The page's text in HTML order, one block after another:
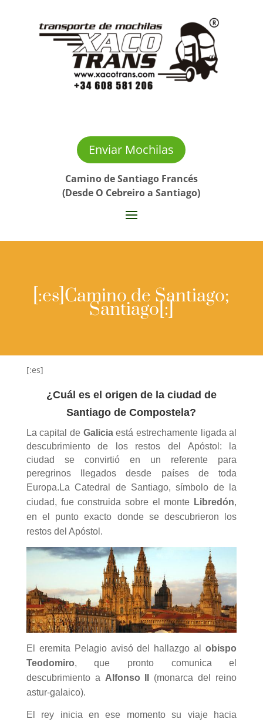
Enviar Mochilas
Camino de Santiago Francés
(Desde O Cebreiro a Santiago)
[:es]Camino de Santiago;
Santiago[:]
[:es]
¿Cuál es el origen de la ciudad de
Santiago de Compostela?
La capital de Galiciaestá estrechamente ligada al
descubrimiento de los restos del Apóstol: la
ciudad se convirtió en un referente para
peregrinos llegados desde países de toda
Europa. La Catedral de Santiago, símbolo de la
ciudad, fue construida sobre el monte Libredón,
en el punto exacto donde se descubrieron los
restos del Apóstol.
El eremita Pelagio avisó del hallazgo alobispo
Teodomiro, que pronto comunica el
descubrimiento a Alfonso II
(monarca del reino
astur-galaico).
El rey inicia en ese momento su viaje hacia